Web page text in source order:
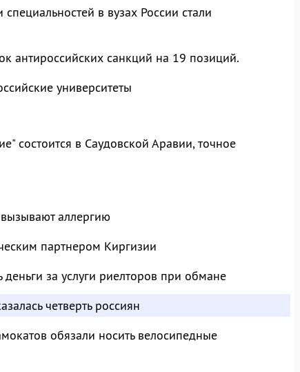
в вузах России стали
антироссийских санкций на 19 позиций.
университеты
состоится в Саудовской Аравии, точное
аллергию
партнером Киргизии
за услуги риелторов при обмане
четверть россиян
обязали носить велосипедные